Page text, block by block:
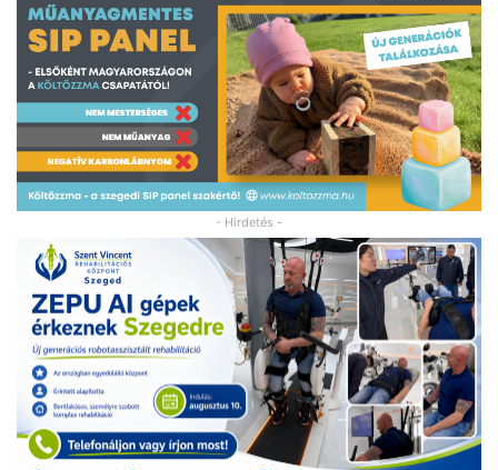
- Hirdetés -